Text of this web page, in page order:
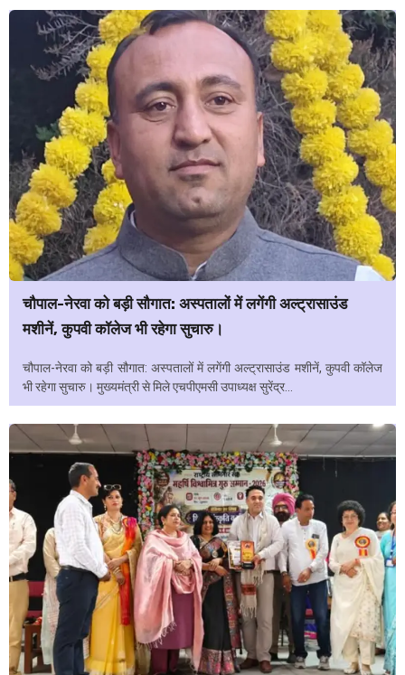
चौपाल-नेरवा को बड़ी सौगात: अस्पतालों में लगेंगी अल्ट्रासाउंड
मशीनें, कुपवी कॉलेज भी रहेगा सुचारु।
चौपाल-नेरवा को बड़ी सौगात: अस्पतालों में लगेंगी अल्ट्रासाउंड मशीनें, कुपवी कॉलेज
भी रहेगा सुचारु। मुख्यमंत्री से मिले एचपीएमसी उपाध्यक्ष सुरेंद्र...